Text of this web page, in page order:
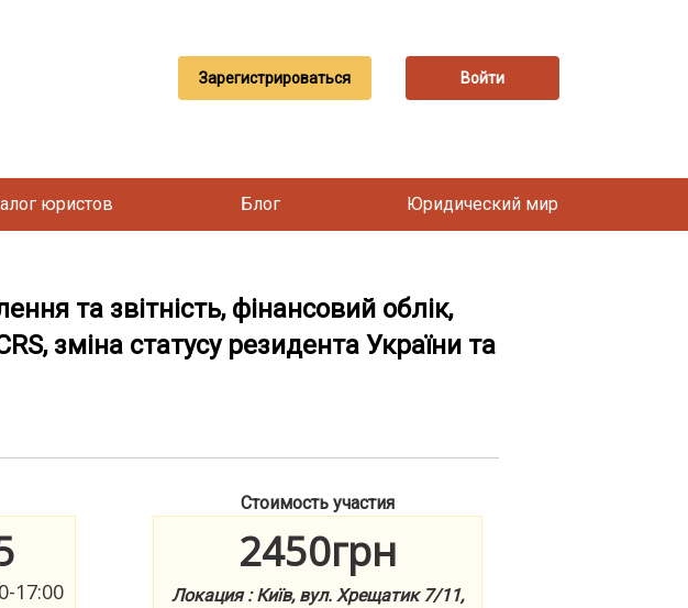
Зарегистрироваться Войти
юристов Блог Юридический мир
та звітність, фінансовий облік,
зміна статусу резидента України та
17:00
Стоимость участия
2450грн
Локация : Київ, вул. Хрещатик 7/11,